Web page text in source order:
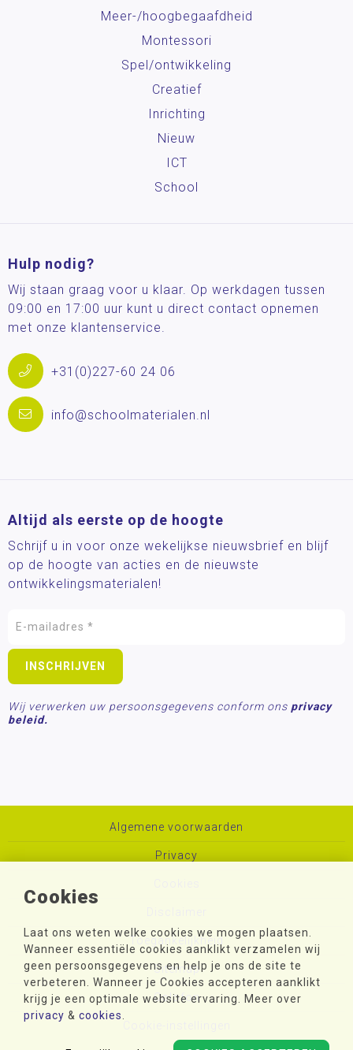
Cookies
Laat ons weten welke cookies we mogen plaatsen.
Wanneer essentiële cookies aanklikt verzamelen wij
geen persoonsgegevens en help je ons de site te
verbeteren. Wanneer je Cookies accepteren aanklikt
krijg je een optimale website ervaring. Meer over
privacy & cookies
Meer-/hoog­begaafdheid
Montessori
Spel/ontwikkeling
Creatief
Inrichting
Nieuw
ICT
School
Hulp nodig?
Wij staan graag voor u klaar. Op werkdagen tussen
09:00 en 17:00 uur kunt u direct contact opnemen
met onze klantenservice.
+31(0)227-60 24 06
info@schoolmaterialen.nl
Altijd als eerste op de hoogte
Schrijf u in voor onze wekelijkse nieuwsbrief en blijf
op de hoogte van acties en de nieuwste
ontwikkelingsmaterialen!
Wij verwerken uw persoonsgegevens conform ons privacy
beleid.
Algemene voorwaarden
Privacy
Toegankelijkheid
Sitemap
Colofon